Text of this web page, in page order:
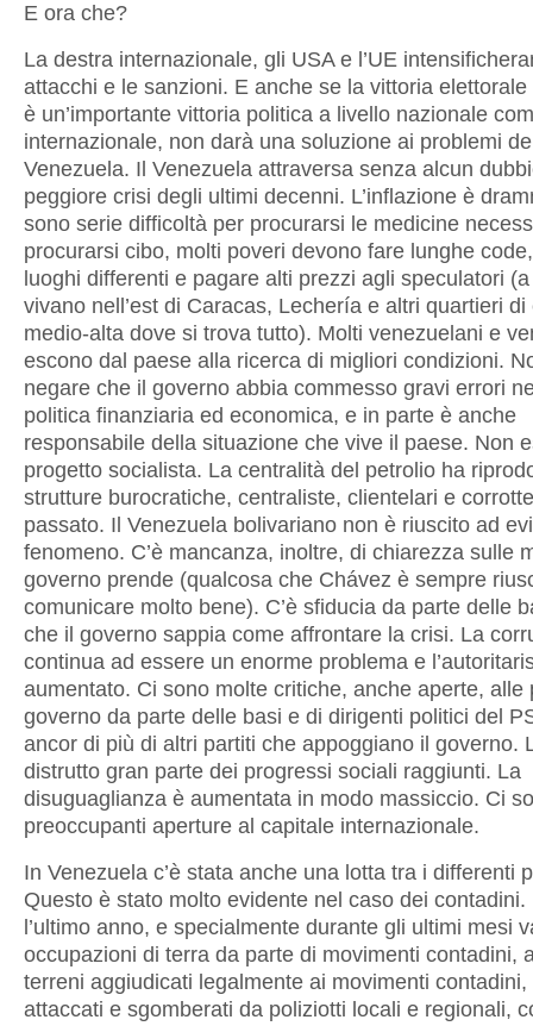
E ora che?
La destra internazionale, gli USA e l’UE
attacchi e le sanzioni. E anche se la vittoria
è un’importante vittoria politica a livello nazionale
internazionale, non darà una soluzione ai problemi
Venezuela. Il Venezuela attraversa senza alcun
peggiore crisi degli ultimi decenni. L’inflazione è
sono serie difficoltà per procurarsi le medicine
procurarsi cibo, molti poveri devono fare lunghe
luoghi differenti e pagare alti prezzi agli speculatori
vivano nell’est di Caracas, Lechería e altri quartieri di
medio-alta dove si trova tutto). Molti venezuelani e
escono dal paese alla ricerca di migliori condizioni.
negare che il governo abbia commesso gravi errori
politica finanziaria ed economica, e in parte è anche
responsabile della situazione che vive il paese. Non
progetto socialista. La centralità del petrolio ha
strutture burocratiche, centraliste, clientelari e
passato. Il Venezuela bolivariano non è riuscito ad
fenomeno. C’è mancanza, inoltre, di chiarezza sulle
governo prende (qualcosa che Chávez è sempre
comunicare molto bene). C’è sfiducia da parte delle
che il governo sappia come affrontare la crisi. La
continua ad essere un enorme problema e
aumentato. Ci sono molte critiche, anche aperte, alle
governo da parte delle basi e di dirigenti politici del
ancor di più di altri partiti che appoggiano il governo.
distrutto gran parte dei progressi sociali raggiunti. La
disuguaglianza è aumentata in modo massiccio. Ci
preoccupanti aperture al capitale internazionale.
In Venezuela c’è stata anche una lotta tra i differenti
Questo è stato molto evidente nel caso dei contadini.
l’ultimo anno, e specialmente durante gli ultimi mesi
occupazioni di terra da parte di movimenti contadini,
terreni aggiudicati legalmente ai movimenti
attaccati e sgomberati da poliziotti locali e regionali,